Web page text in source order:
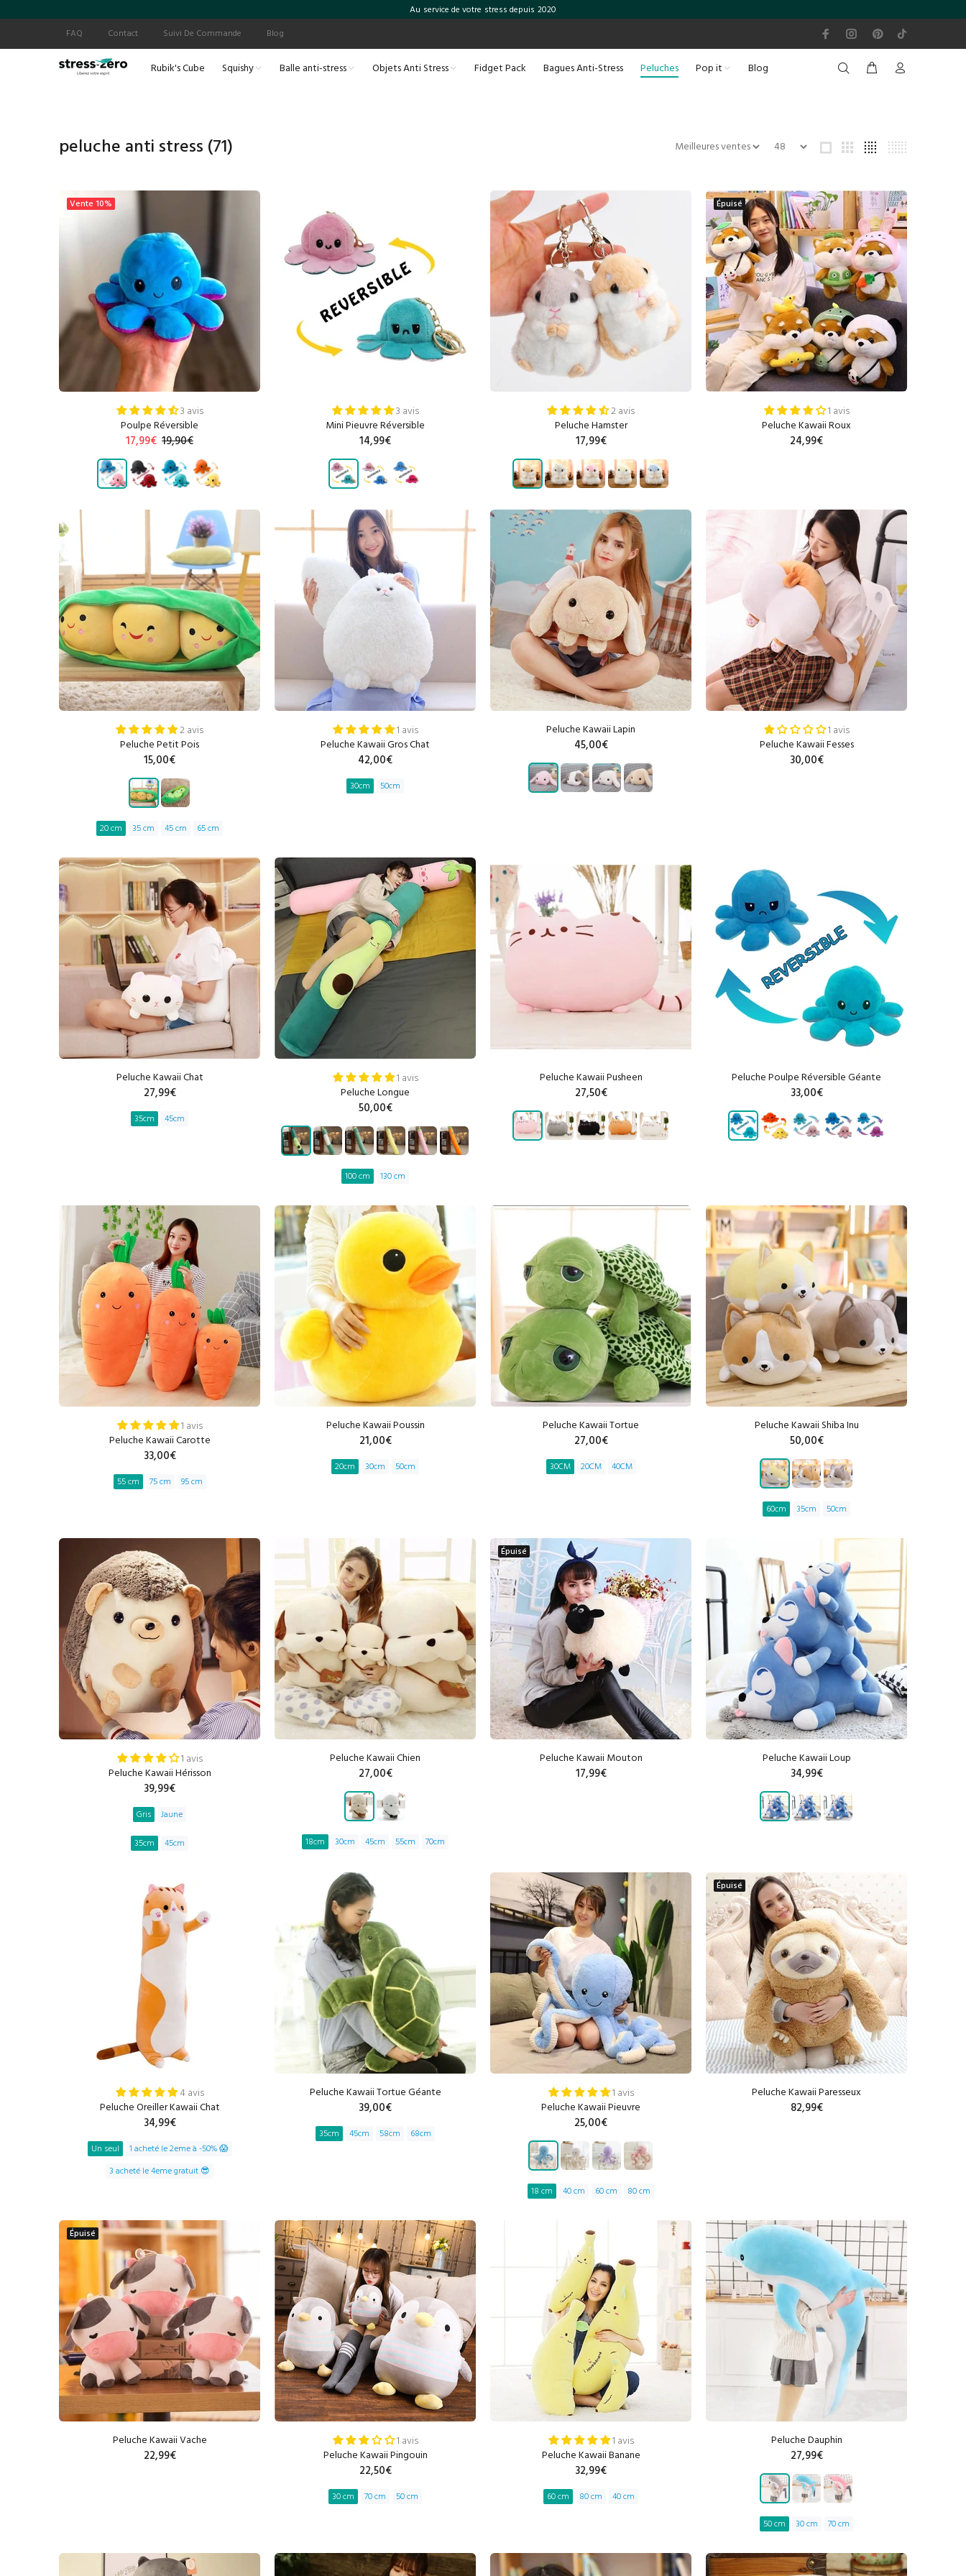
Au service de votre stress depuis 2020
FAQ
Contact Suivi De Commande Blog
Rubik's Cube Squishy Balle anti-stress Objets Anti Stress Fidget Pack Bagues Anti-Stress Peluches Pop it Blog
peluche anti stress (71)
Vente 10%
3 avis
Poulpe Réversible
17,99€ 19,90€
AJOUTER AU PANIER
3 avis
Mini Pieuvre Réversible
14,99€
AJOUTER AU PANIER
2 avis
Peluche Hamster
17,99€
AJOUTER AU PANIER
Épuisé
1 avis
Peluche Kawaii Roux
24,99€
2 avis
Peluche Petit Pois
15,00€
20 cm 35 cm 45 cm 65 cm
AJOUTER AU PANIER
1 avis
Peluche Kawaii Gros Chat
42,00€
30cm 50cm
Peluche Kawaii Lapin
45,00€
1 avis
Peluche Kawaii Fesses
30,00€
Peluche Kawaii Chat
27,99€
35cm 45cm
1 avis
Peluche Longue
50,00€
100 cm 130 cm
AJOUTER AU PANIER
Peluche Kawaii Pusheen
27,50€
Peluche Poulpe Réversible Géante
33,00€
1 avis
Peluche Kawaii Carotte
33,00€
55 cm 75 cm 95 cm
Peluche Kawaii Poussin
21,00€
20cm 30cm 50cm
Peluche Kawaii Tortue
27,00€
30CM 20CM 40CM
Peluche Kawaii Shiba Inu
50,00€
60cm 35cm 50cm
AJOUTER AU PANIER
1 avis
Peluche Kawaii Hérisson
39,99€
Gris
Jaune
35cm
45cm
Peluche Kawaii Chien
27,00€
18cm 30cm 45cm 55cm 70cm
AJOUTER AU PANIER
Épuisé
Peluche Kawaii Mouton
17,99€
Peluche Kawaii Loup
34,99€
4 avis
Peluche Oreiller Kawaii Chat
34,99€
Un seul
1 acheté le 2eme à -50% 😱
3 acheté le 4eme gratuit 😎
Peluche Kawaii Tortue Géante
39,00€
35cm 45cm 58cm 68cm
1 avis
Peluche Kawaii Pieuvre
25,00€
18 cm 40 cm 60 cm 80 cm
Épuisé
Peluche Kawaii Paresseux
82,99€
Épuisé
Peluche Kawaii Vache
22,99€
1 avis
Peluche Kawaii Pingouin
22,50€
30 cm 70 cm 50 cm
1 avis
Peluche Kawaii Banane
32,99€
60 cm 80 cm 40 cm
Peluche Dauphin
27,99€
50 cm 30 cm 70 cm
AJOUTER AU PANIER